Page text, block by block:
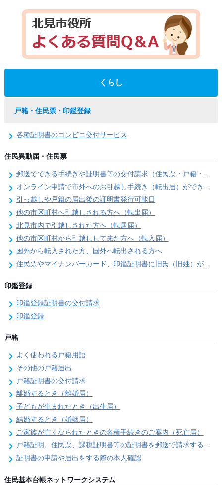
くらし
戸籍・住民票・印鑑登録
各種証明書のコンビニ交付サービス
住民異動届・住民票
郵送でできる手続きや証明書等の交付請求（住民票・戸籍・国民年金関係）
オンライン申請で市外へのお引越し手続き（転出届）ができます
引っ越しや戸籍の届出後の証明書発行可能日
他の市区町村へ引越しされる方へ（転出届）
北見市内で引越しされた方へ（転居届）
他の市区町村から引越しして来た方へ（転入届）
国外から転入された方、国外へ転出される方へ
住民票やマイナンバーカード、印鑑証明書に旧氏（旧姓）が併記できるようになりました！
印鑑登録
印鑑登録証明書の交付請求
印鑑登録
戸籍
よく使われる戸籍用語
その他の戸籍届出
戸籍証明書の交付請求
離婚するとき（離婚届）
子どもが生まれたとき（出生届）
結婚するとき（婚姻届）
ご家族が亡くなられたときの各種手続きのご案内（死亡届）
戸籍証明、住民票、課税証明書等の証明書を郵送で請求する際の本人確認
証明書の申請や届出をする際の本人確認
住民基本台帳ネットワークシステム